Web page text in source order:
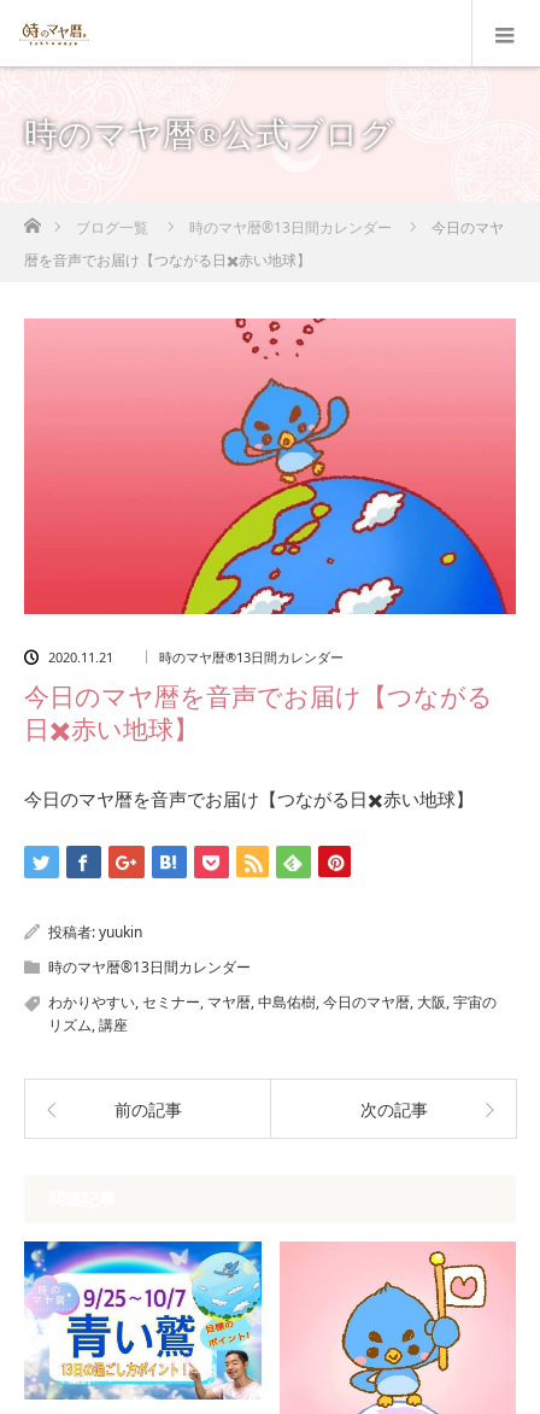
時のマヤ暦®公式ブログ
ホームブログ一覧 時のマヤ暦®13日間カレンダー
今日のマヤ
暦を音声でお届け【つながる日✖️赤い地球】
2020.11.21 時のマヤ暦®13日間カレンダー
今日のマヤ暦を音声でお届け【つながる
日✖️赤い地球】
今日のマヤ暦を音声でお届け【つながる日✖️赤い地球】
投稿者:yuukin
時のマヤ暦®13日間カレンダー
わかりやすい,セミナー, マヤ暦,中島佑樹,今日のマヤ暦, 大阪,宇宙の
リズム,講座
前の記事 次の記事